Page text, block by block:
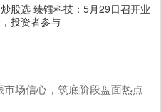
股选 臻镭科技：5月29日召开业
投资者参与
场信心，筑底阶段盘面热点